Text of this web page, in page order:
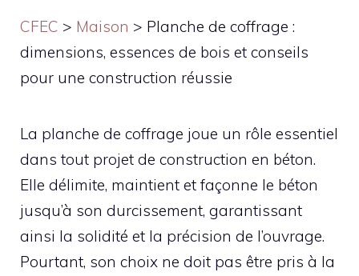
CFEC > Maison > Planche de coffrage :
dimensions, essences de bois et conseils
pour une construction réussie
La planche de coffrage joue un rôle essentiel
dans tout projet de construction en béton.
Elle délimite, maintient et façonne le béton
jusqu’à son durcissement, garantissant
ainsi la solidité et la précision de l’ouvrage.
Pourtant, son choix ne doit pas être pris à la